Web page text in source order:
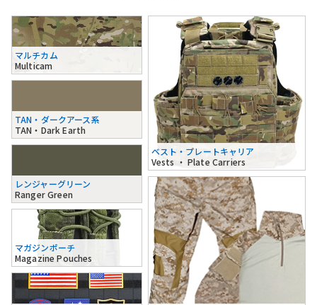
マルチカム
Multicam
TAN・ダークアース系
TAN・Dark Earth
レンジャーグリーン
Ranger Green
ベスト・プレートキャリア
Vests ・ Plate Carriers
マガジンポーチ
Magazine Pouches